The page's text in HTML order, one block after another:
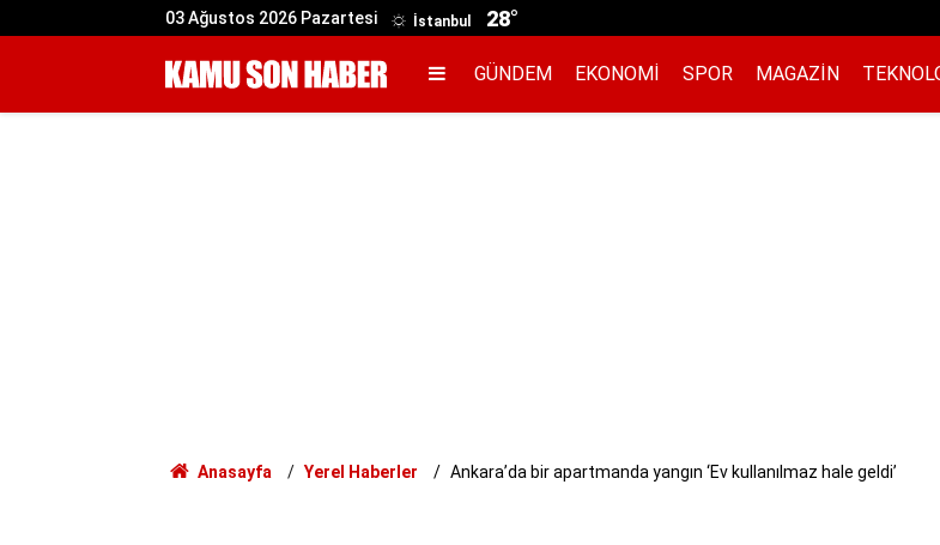
03 Ağustos 2026 Pazartesi İstanbul 28°
GÜNDEM EKONOMI SPOR MAGAZIN
Anasayfa Yerel Haberler Ankara’da bir apartmanda yangın ‘Ev kullanılmaz hale geldi’